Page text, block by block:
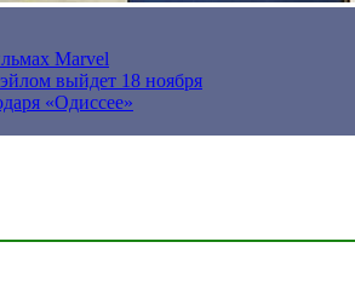
Marvel
выйдет 18 ноября
«Одиссее»